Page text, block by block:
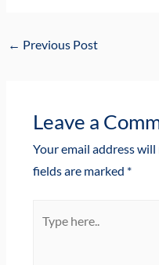
← Previous Post
Leave a
Your email address
fields are marked *
here..